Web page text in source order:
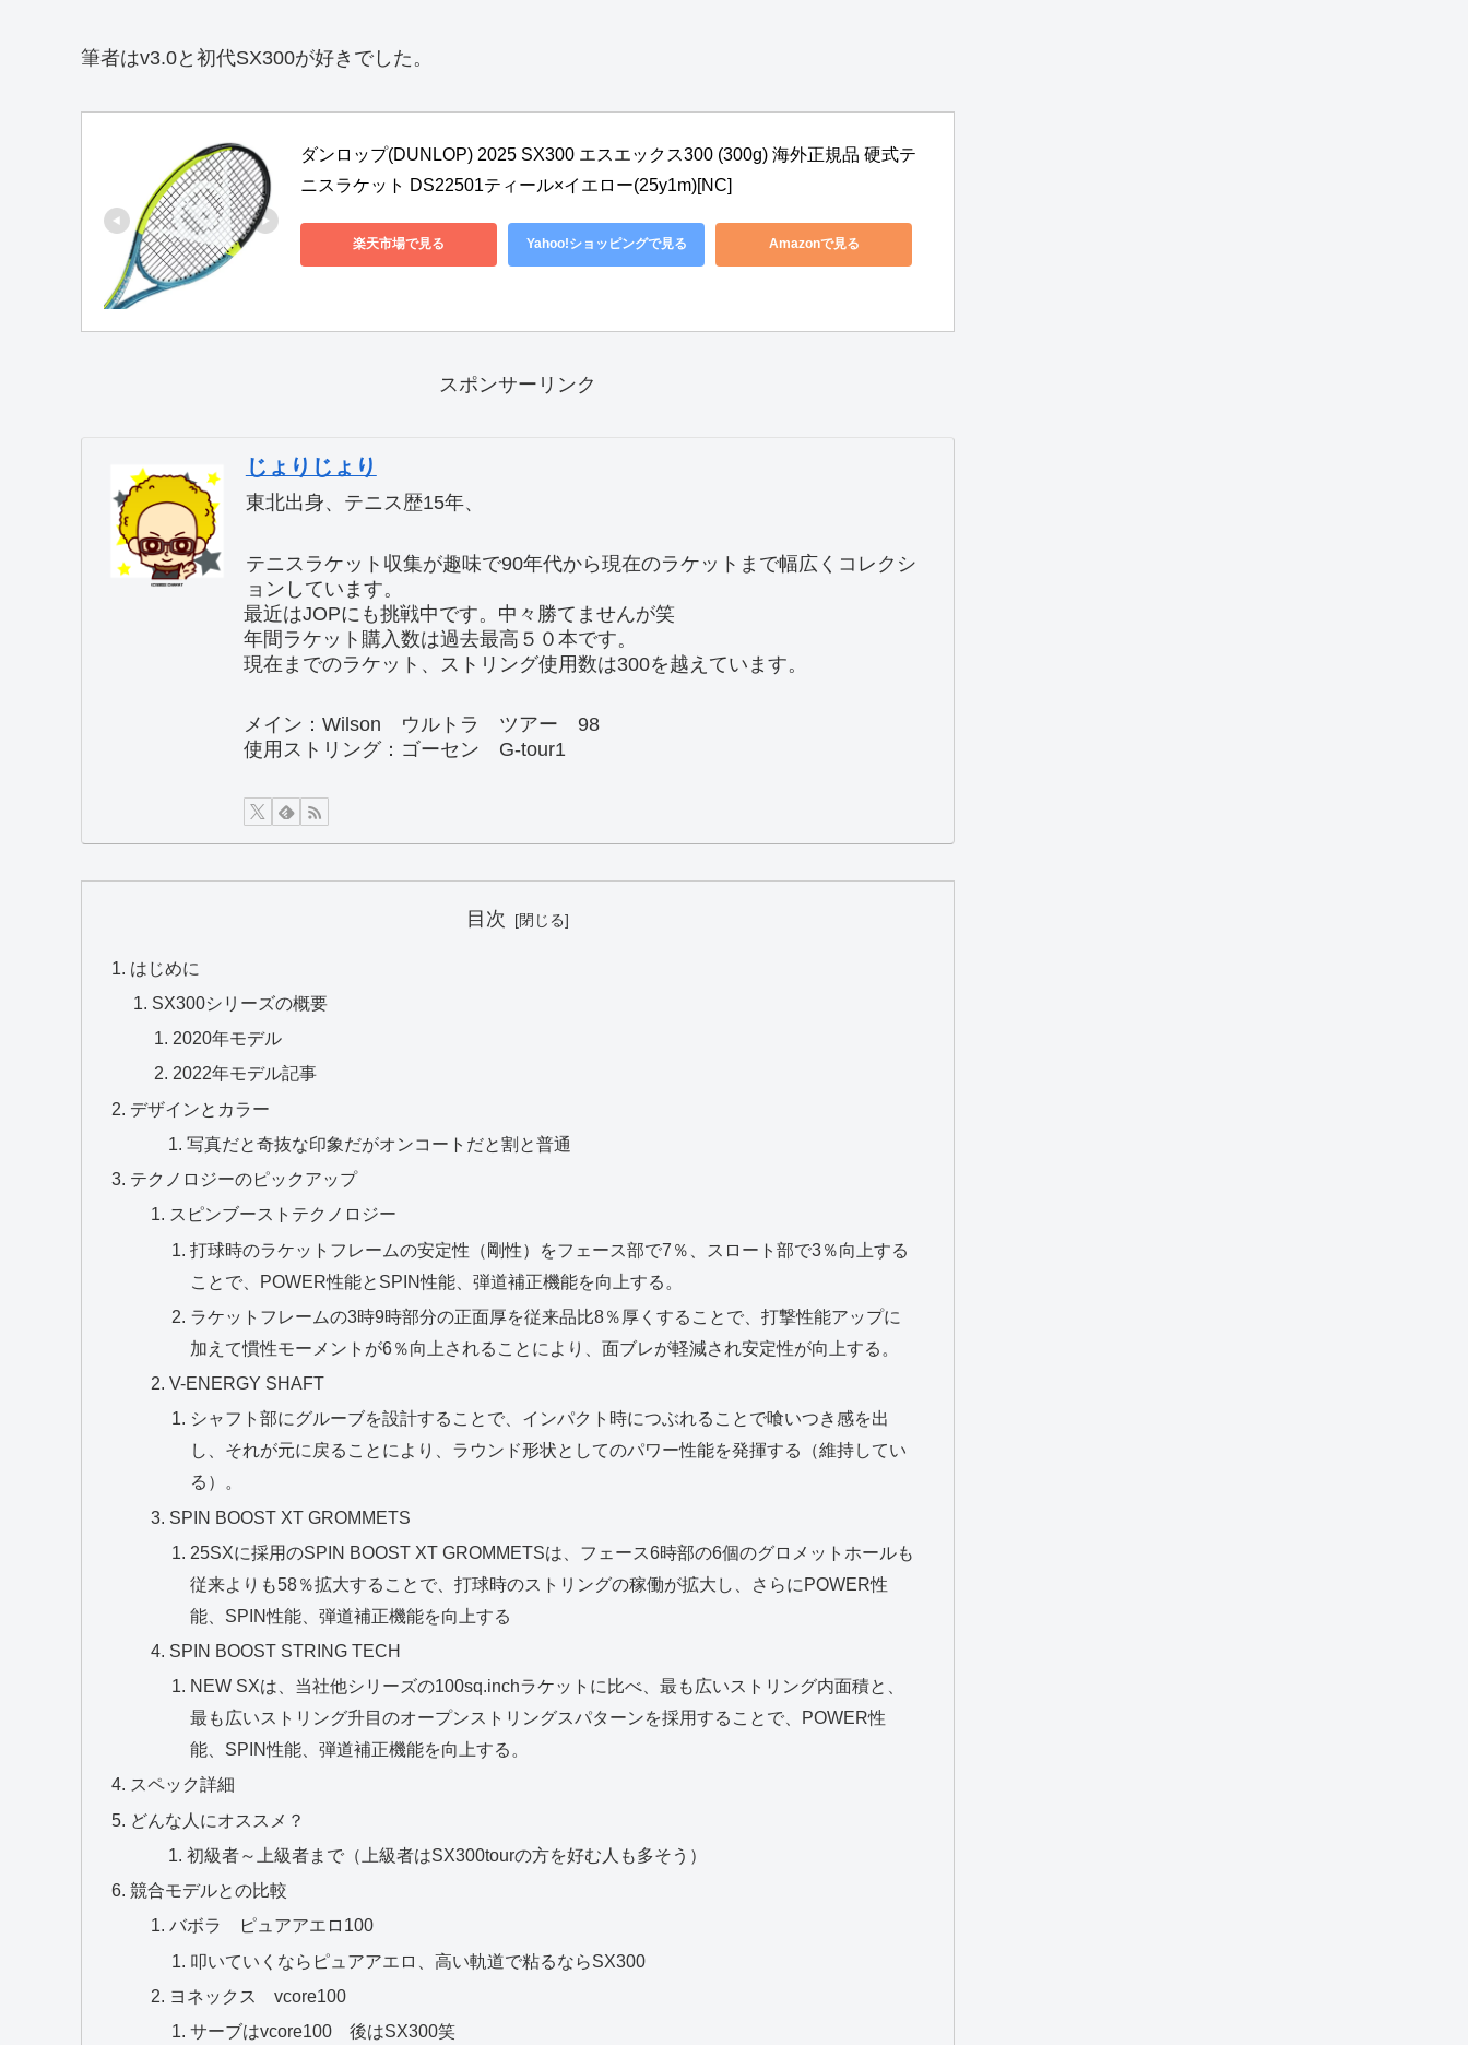
筆者はv3.0と初代SX300が好きでした。
ダンロップ(DUNLOP) 2025 SX300 エスエックス300 (300g) 海外正規品 硬式テ
ニスラケット DS22501ティール×イエロー(25y1m)[NC]
楽天市場で見る Yahoo!ショッピングで見る Amazonで見る
スポンサーリンク
じょりじょり
東北出身、テニス歴15年、
テニスラケット収集が趣味で90年代から現在のラケットまで幅広くコレクシ
ョンしています。
最近はJOPにも挑戦中です。中々勝てませんが笑
年間ラケット購入数は過去最高５０本です。
現在までのラケット、ストリング使用数は300を越えています。
メイン：Wilson ウルトラ ツアー 98
使用ストリング：ゴーセン G-tour1
目次
はじめに
SX300シリーズの概要
2020年モデル
2022年モデル記事
デザインとカラー
写真だと奇抜な印象だがオンコートだと割と普通
テクノロジーのピックアップ
スピンブーストテクノロジー
打球時のラケットフレームの安定性（剛性）をフェース部で7％、スロート部で3％向上する
ことで、POWER性能とSPIN性能、弾道補正機能を向上する。
ラケットフレームの3時9時部分の正面厚を従来品比8％厚くすることで、打撃性能アップに
加えて慣性モーメントが6％向上されることにより、面ブレが軽減され安定性が向上する。
V-ENERGY SHAFT
シャフト部にグルーブを設計することで、インパクト時につぶれることで喰いつき感を出
し、それが元に戻ることにより、ラウンド形状としてのパワー性能を発揮する（維持してい
る）。
SPIN BOOST XT GROMMETS
25SXに採用のSPIN BOOST XT GROMMETSは、フェース6時部の6個のグロメットホールも
従来よりも58％拡大することで、打球時のストリングの稼働が拡大し、さらにPOWER性
能、SPIN性能、弾道補正機能を向上する
SPIN BOOST STRING TECH
NEW SXは、当社他シリーズの100sq.inchラケットに比べ、最も広いストリング内面積と、
最も広いストリング升目のオープンストリングスパターンを採用することで、POWER性
能、SPIN性能、弾道補正機能を向上する。
スペック詳細
どんな人にオススメ？
初級者～上級者まで（上級者はSX300tourの方を好む人も多そう）
競合モデルとの比較
バボラ ピュアアエロ100
叩いていくならピュアアエロ、高い軌道で粘るならSX300
ヨネックス vcore100
サーブはvcore100 後はSX300笑